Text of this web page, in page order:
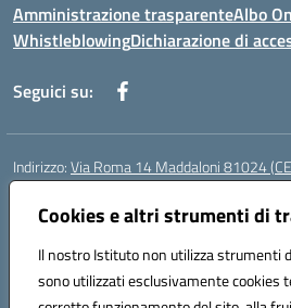
Cookies e altri strumenti di
Il nostro Istituto non utilizza strumenti
sono utilizzati esclusivamente cookies
Amministrazione trasparenteAlbo
WhistleblowingDichiarazione di
Seguici su:
Indirizzo:Via Roma 14 Maddaloni 81024
Centralino:
Posta elettronica certificata (PEC):
Codice fiscale: 80006190617
Codice meccanografico:CEIC8AN00R
Codice Indice delle Pubbliche